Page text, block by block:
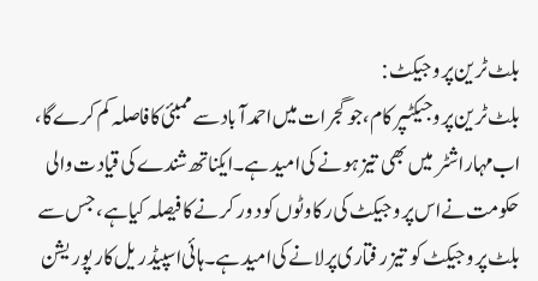
بلٹ ٹرین پروجیکٹ:
بلٹ ٹرین پروجیکٹپر کام، جو گجرات میں احمد آباد سے ممبئی کا فاصلہ کم کرے گا،
اب مہاراشٹر میں بھی تیز ہونے کی امید ہے۔ایکناتھ شندے کی قیادت والی
حکومت نے اس پروجیکٹ کی رکاوٹوں کو دور کرنے کا فیصلہ کیا ہے، جس سے
بلٹ پروجیکٹ کو تیز رفتاری پر لانے کی امید ہے۔ہائی اسپیڈ ریل کارپوریشن